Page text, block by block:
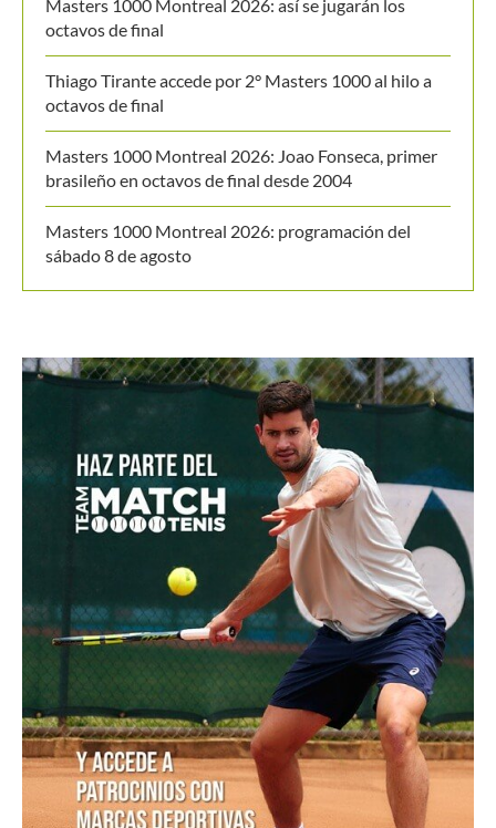
Últimos posts
WTA 1000 Toronto 2026: así se jugarán los octavos
de final
Thiago Tirante accede por 2° Masters 1000 al hilo a
octavos de final
Masters 1000 Montreal 2026: Joao Fonseca, primer
brasileño en octavos de final desde 2004
Masters 1000 Montreal 2026: programación del
sábado 8 de agosto